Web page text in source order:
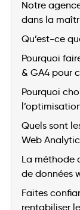
Notre
dans la
Qu’est-ce
Pourquoi
& GA4 pour
Pourquoi
Quels sont
Web
La méthode
de données
Faites
rentabiliser